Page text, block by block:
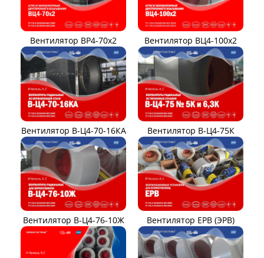
Вентилятор ВР4-70x2 Вентилятор ВЦ4-100х2
Вентилятор В-Ц4-70-16КА Вентилятор В-Ц4-75К
Вентилятор В-Ц4-76-10Ж Вентилятор ЕРВ (ЭРВ)